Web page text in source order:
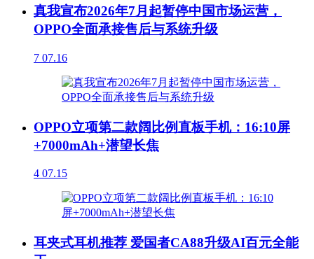
真我宣布2026年7月起暂停中国市场运营，
OPPO全面承接售后与系统升级
7 07.16
OPPO立项第二款阔比例直板手机：16:10屏
+7000mAh+潜望长焦
4 07.15
耳夹式耳机推荐 爱国者CA88升级AI百元全能